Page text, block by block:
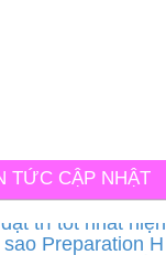
TỨC CẬP NHẬT
trĩ tốt nhất hiện
Preparation H
được nhiều
lựa chọn